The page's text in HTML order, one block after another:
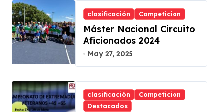
clasificación Competicion
Máster Nacional Circuito
Aficionados 2024
May 27, 2025
clasificación
Competicion
Destacados